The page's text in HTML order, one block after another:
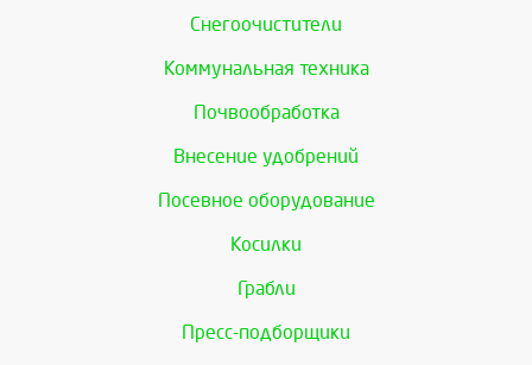
Снегоочистители
Коммунальная техника
Почвообработка
Внесение удобрений
Посевное оборудование
Косилки
Грабли
Пресс-подборщики